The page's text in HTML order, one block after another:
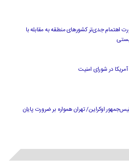
اهتمام جدی‌تر کشورهای منطقه به مقابله با
در شورای امنیت
اوکراین/ تهران همواره بر ضرورت پایان